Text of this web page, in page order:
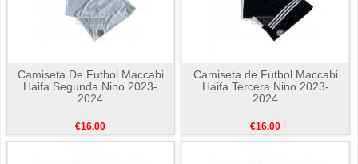
Camiseta De Futbol Maccabi
Haifa Segunda Nino 2023-
2024
€16.00
Camiseta de Futbol Maccabi
Haifa Tercera Nino 2023-
2024
€16.00